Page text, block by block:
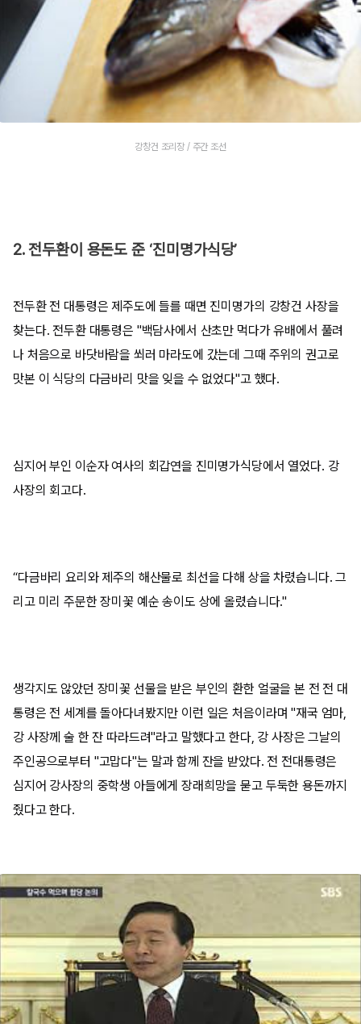
강창건 조리장 / 주간 조선
2. 전두환이 용돈도 준 ‘진미명가식당’
전두환 전 대통령은 제주도에 들를 때면 진미명가의 강창건 사장을
찾는다. 전두환 대통령은 "백담사에서 산초만 먹다가 유배에서 풀려
나 처음으로 바닷바람을 쐬러 마라도에 갔는데 그때 주위의 권고로
맛본 이 식당의 다금바리 맛을 잊을 수 없었다"고 했다.
심지어 부인 이순자 여사의 회갑연을 진미명가식당에서 열었다. 강
사장의 회고다.
“다금바리 요리와 제주의 해산물로 최선을 다해 상을 차렸습니다. 그
리고 미리 주문한 장미꽃 예순 송이도 상에 올렸습니다."
생각지도 않았던 장미꽃 선물을 받은 부인의 환한 얼굴을 본 전 전 대
통령은 전 세계를 돌아다녀봤지만 이런 일은 처음이라며 "재국 엄마,
강 사장께 술 한 잔 따라드려"라고 말했다고 한다, 강 사장은 그날의
주인공으로부터 "고맙다"는 말과 함께 잔을 받았다. 전 전대통령은
심지어 강사장의 중학생 아들에게 장래희망을 묻고 두둑한 용돈까지
줬다고 한다.